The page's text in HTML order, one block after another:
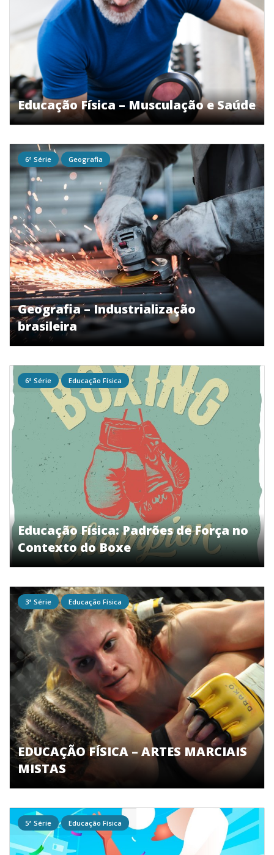
Educação Física – Musculação e Saúde
Geografia – Industrialização
brasileira
6ª Série Geografia
Educação Física: Padrões de Força no
Contexto do Boxe
6ª Série Educação Física
EDUCAÇÃO FÍSICA – ARTES MARCIAIS
MISTAS
3ª Série Educação Física
5ª Série Educação Física